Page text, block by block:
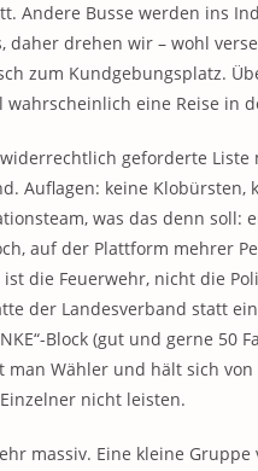
Andere Busse werden ins
drehen wir – wohl
zum Kundgebungsplatz.
eine Reise in
geforderte
Auflagen: keine Klobürsten,
was das denn soll:
auf der Plattform mehrer
die Feuerwehr, nicht die
der Landesverband statt
Block (gut und gerne 50
Wähler und hält sich
nicht leisten.
massiv. Eine kleine Gruppe